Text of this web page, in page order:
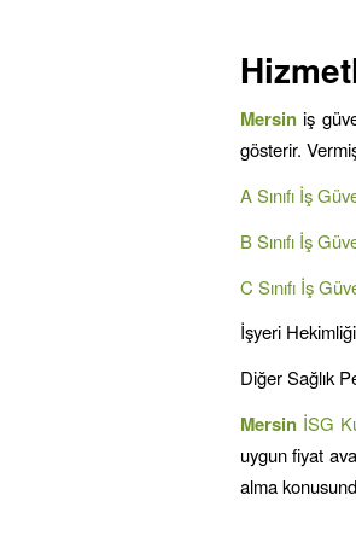
Mersiniş
gösterir.
A Sınıfı İş
B Sınıfı İş
C Sınıfı İş
İşyeri
Diğer Sağlık
Mersin İSG
uygun fiyat
alma